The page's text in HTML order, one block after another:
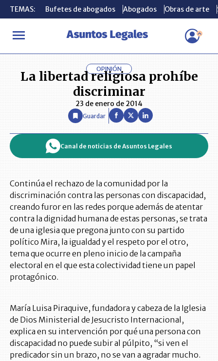
TEMAS: Bufetes de abogados Abogados Obras de arte
INICIO OPINIÓN ASUNTOS LEGALES La libertad religiosa
TEMAS: Bufetes de abogados Abogados Obras de arte
OPINIÓN
La libertad religiosa prohíbe
discriminar
23 de enero de 2014
Guardar
Canal de noticias de Asuntos Legales
Continúa el rechazo de la comunidad por la
discriminación contra las personas con discapacidad,
creando furor en las redes porque además de atentar
contra la dignidad humana de estas personas, se trata
de una iglesia que pregona junto con su partido
político Mira, la igualdad y el respeto por el otro,
tema que ocurre en pleno inicio de la campaña
electoral en el que esta colectividad tiene un papel
protagónico.
María Luisa Piraquive, fundadora y cabeza de la Iglesia
de Dios Ministerial de Jesucristo Internacional,
explica en su intervención por qué una persona con
discapacidad no puede subir al púlpito, “si ven el
predicador sin un brazo, no se van a agradar mucho.